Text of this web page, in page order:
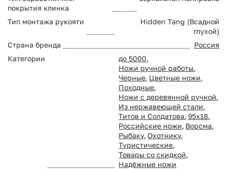
покрытия клинка
Тип монтажа рукояти
Hidden Tang (Всадной
глухой)
Страна бренда
Россия
Категории
до 5000,
Ножи ручной работы,
Черные, Цветные ножи,
Походные,
Ножи с деревянной ручкой,
Из нержавеющей стали,
Титов и Солдатова, 95х18,
Российские ножи, Ворсма,
Рыбаку, Охотнику,
Туристические,
Товары со скидкой,
Надёжные ножи